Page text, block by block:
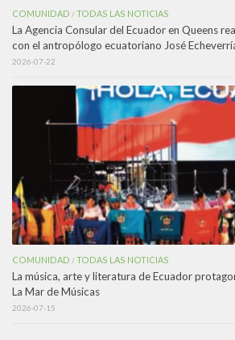
COMUNIDAD /TODAS LAS NOTICIAS
La Agencia Consular del Ecuador en Queens
con el antropólogo ecuatoriano José
2026-07-22
COMUNIDAD /TODAS LAS NOTICIAS
La música, arte y literatura de Ecuador
La Mar de Músicas
2026-07-15